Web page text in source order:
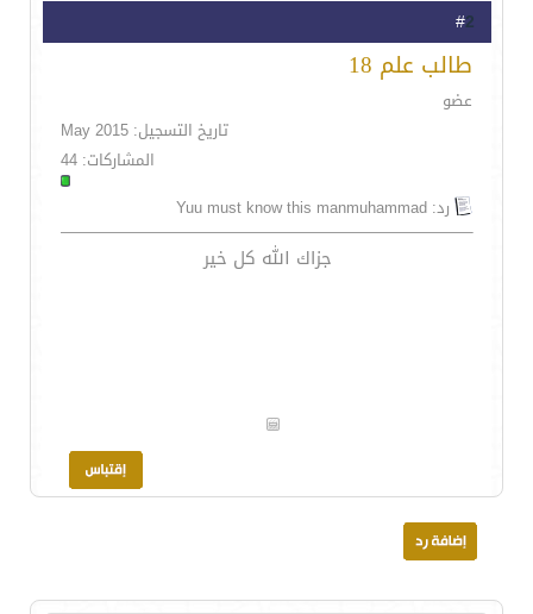
2
طالب علم 18
عضو
تاريخ التسجيل: May 2015
المشاركات: 44
رد: Yuu must know this manmuhammad
جزاك الله كل خير